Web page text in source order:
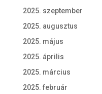
2025. szeptember
2025. augusztus
2025. május
2025. április
2025. március
2025. február